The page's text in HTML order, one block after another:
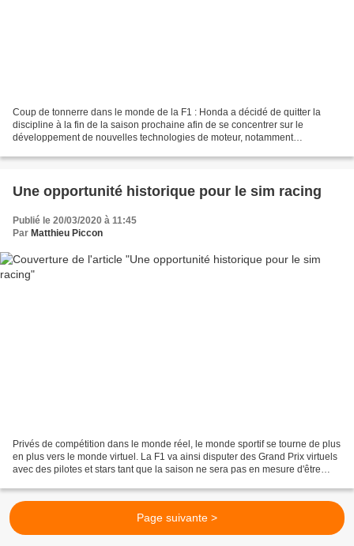
Coup de tonnerre dans le monde de la F1 : Honda a décidé de quitter la
discipline à la fin de la saison prochaine afin de se concentrer sur le
développement de nouvelles technologies de moteur, notamment
Une opportunité historique pour le sim racing
Publié le 20/03/2020 à 11:45
Par Matthieu Piccon
Privés de compétition dans le monde réel, le monde sportif se tourne de plus
en plus vers le monde virtuel. La F1 va ainsi disputer des Grand Prix virtuels
avec des pilotes et stars tant que la saison ne sera pas en mesure d'être
Page suivante >